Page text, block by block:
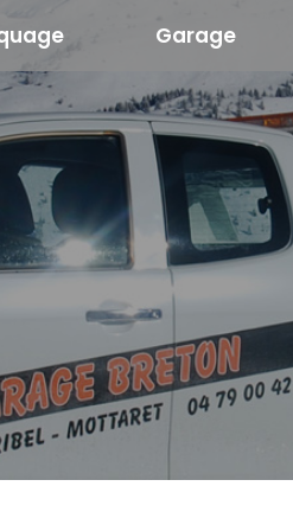
Garage